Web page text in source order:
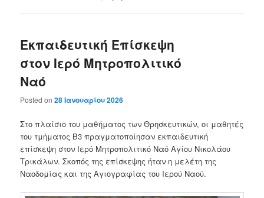
Εκπαιδευτική Επίσκεψη
στον Ιερό Μητροπολιτικό
Ναό
Posted on28 Ιανουαρίου 2026
Στο πλαίσιο του μαθήματος των Θρησκευτικών, οι μαθητές
του τμήματος Β3 πραγματοποίησαν εκπαιδευτική
επίσκεψη στον Ιερό Μητροπολιτικό Ναό Αγίου Νικολάου
Τρικάλων. Σκοπός της επίσκεψης ήταν η μελέτη της
Ναοδομίας και της Αγιογραφίας του Ιερού Ναού.